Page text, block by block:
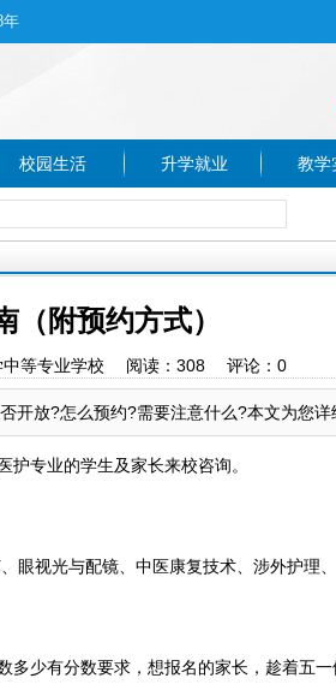
年
校园生活 升学就业 教学
附预约方式）
等专业学校 阅读： 308评论： 0
开放?怎么预约?需要注意什么?本文为您详
专业的学生及家长来校咨询。
眼视光与配镜、中医康复技术、涉外护理
多少有分数要求，想报名的家长，趁着五